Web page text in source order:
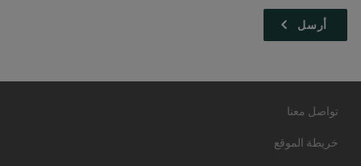
تواصل معنا
خريطة الموقع